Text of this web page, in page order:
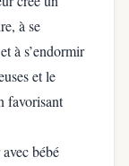
à se
à s’endormir
et le
favorisant
bébé